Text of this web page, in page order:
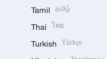
Tamil தமிழ்
Thai ไทย
Turkish Türkçe